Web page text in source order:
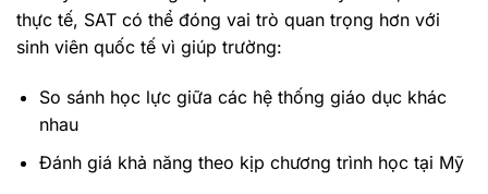
thực tế, SAT có thể đóng vai trò quan trọng hơn với
sinh viên quốc tế vì giúp trường:
So sánh học lực giữa các hệ thống giáo dục khác
nhau
Đánh giá khả năng theo kịp chương trình học tại Mỹ